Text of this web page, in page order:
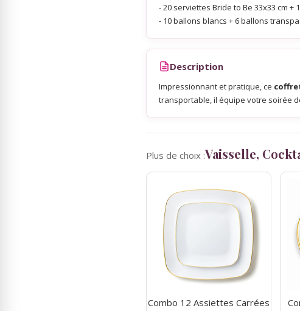
- 20 serviettes Bride to Be 33x33 cm +
- 10 ballons blancs + 6 ballons
Description
Impressionnant et pratique, ce
transportable, il équipe votre soirée
Plus de choix :Vaisselle,
Combo 12 Assiettes Carrées